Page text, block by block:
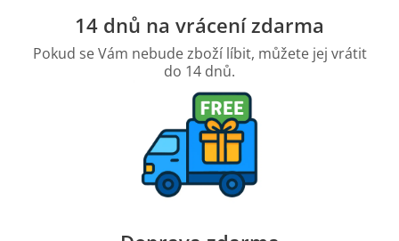
14 dnů na vrácení zdarma
Pokud se Vám nebude zboží líbit, můžete jej vrátit
do 14 dnů.